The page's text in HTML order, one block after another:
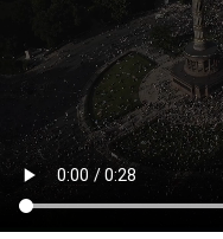
nach Friedenspolitik klingt,
ob nun in Deutschland
Quelle: https://
erklaerung-ankara-100.html
#dieBasis #NATO